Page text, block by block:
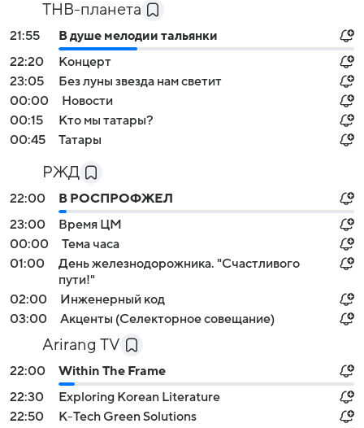
ТНВ-планета
21:55
В душе мелодии тальянки
22:20
Концерт
23:05
Без луны звезда нам светит
00:00
Новости
00:15
Кто мы татары?
00:45
Татары
РЖД
22:00
В РОСПРОФЖЕЛ
23:00
Время ЦМ
00:00
Тема часа
01:00
День железнодорожника. "Счастливого
пути!"
02:00
Инженерный код
03:00
Акценты (Селекторное совещание)
Arirang TV
22:00
Within The Frame
22:30
Exploring Korean Literature
22:50
K-Tech Green Solutions